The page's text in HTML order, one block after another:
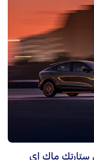
ماك إي